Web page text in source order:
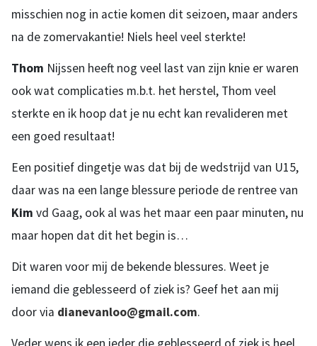
misschien nog in actie komen dit seizoen, maar anders
na de zomervakantie! Niels heel veel sterkte!
Thom Nijssen heeft nog veel last van zijn knie er waren
ook wat complicaties m.b.t. het herstel, Thom veel
sterkte en ik hoop dat je nu echt kan revalideren met
een goed resultaat!
Een positief dingetje was dat bij de wedstrijd van U15,
daar was na een lange blessure periode de rentree van
Kim vd Gaag, ook al was het maar een paar minuten, nu
maar hopen dat dit het begin is…
Dit waren voor mij de bekende blessures. Weet je
iemand die geblesseerd of ziek is? Geef het aan mij
door via dianevanloo@gmail.com.